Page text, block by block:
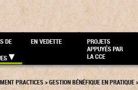
DE
EN VEDETTE
PROJETS
APPUYÉS PAR
LA CCE
PRACTICES>GESTION BÉNÉFIQUE EN PRATIQUE